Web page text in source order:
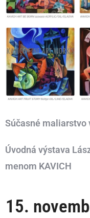
Súčasné maliarstvo
Úvodná výstava
menom KAVICH
15.